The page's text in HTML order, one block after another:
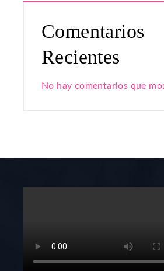
Comentarios
Recientes
No hay comentarios que